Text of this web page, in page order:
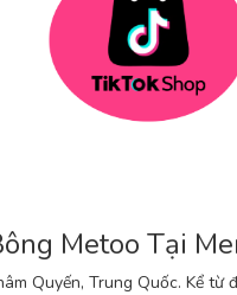
Metoo Tại
Quyến, Trung Quốc. Kể